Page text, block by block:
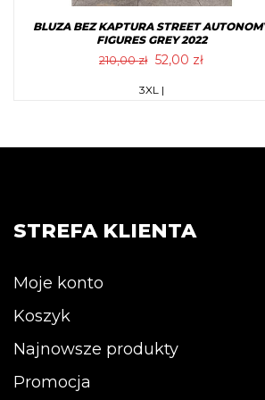
BLUZA BEZ KAPTURA STREET
FIGURES GREY 2022
210,00zł Pierwotna
wynosiła:
52,00 złAktualna
Ten
wiele
wybrać
3XL |
STREFA KLIENTA
Moje konto
Koszyk
Najnowsze produkty
Promocja